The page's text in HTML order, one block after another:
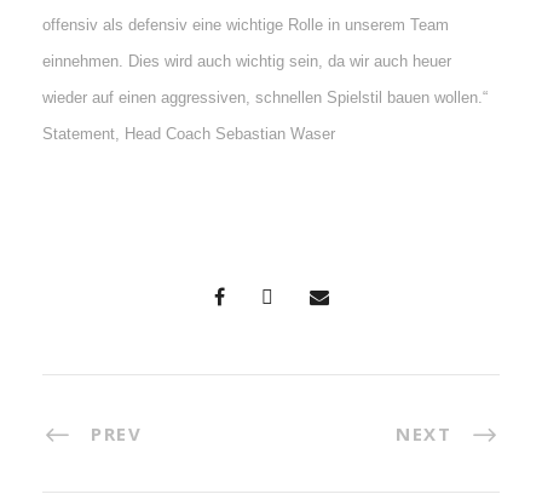
offensiv als defensiv eine wichtige Rolle in unserem Team
einnehmen. Dies wird auch wichtig sein, da wir auch heuer
wieder auf einen aggressiven, schnellen Spielstil bauen wollen.“
Statement, Head Coach Sebastian Waser
PREV NEXT